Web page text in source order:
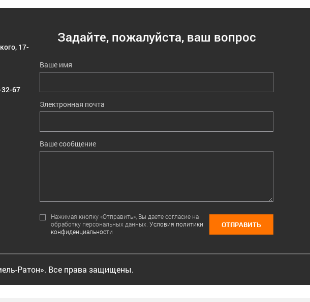
17-
67
Задайте, пожалуйста, ваш вопрос
Ваше имя
Электронная почта
Ваше сообщение
Нажимая кнопку «Отправить», Вы даете согласие на
обработку персональных данных. Условия политики
конфиденциальности
ОТПРАВИТЬ
Ратон». Все права защищены.